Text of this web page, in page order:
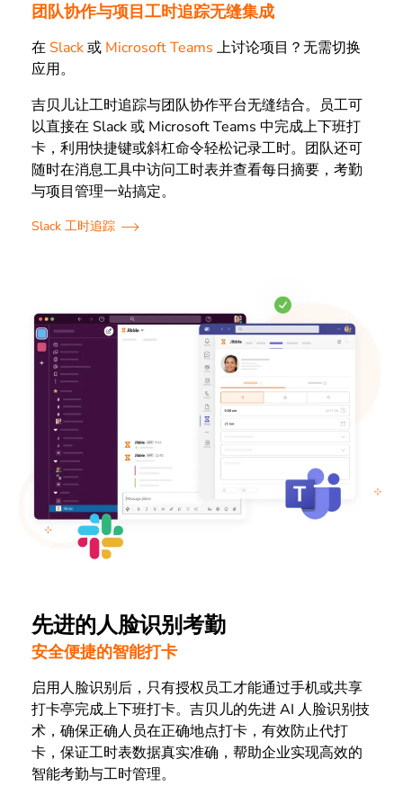
团队协作与项目工时追踪无缝集成
在 Slack或 Microsoft Teams 上讨论项目？无需切换
应用。
吉贝儿让工时追踪与团队协作平台无缝结合。员工可
以直接在 Slack 或 Microsoft Teams 中完成上下班打
卡，利用快捷键或斜杠命令轻松记录工时。团队还可
随时在消息工具中访问工时表并查看每日摘要，考勤
与项目管理一站搞定。
Slack 工时追踪
先进的人脸识别考勤
安全便捷的智能打卡
启用人脸识别后，只有授权员工才能通过手机或共享
打卡亭完成上下班打卡。吉贝儿的先进 AI 人脸识别技
术，确保正确人员在正确地点打卡，有效防止代打
卡，保证工时表数据真实准确，帮助企业实现高效的
智能考勤与工时管理。